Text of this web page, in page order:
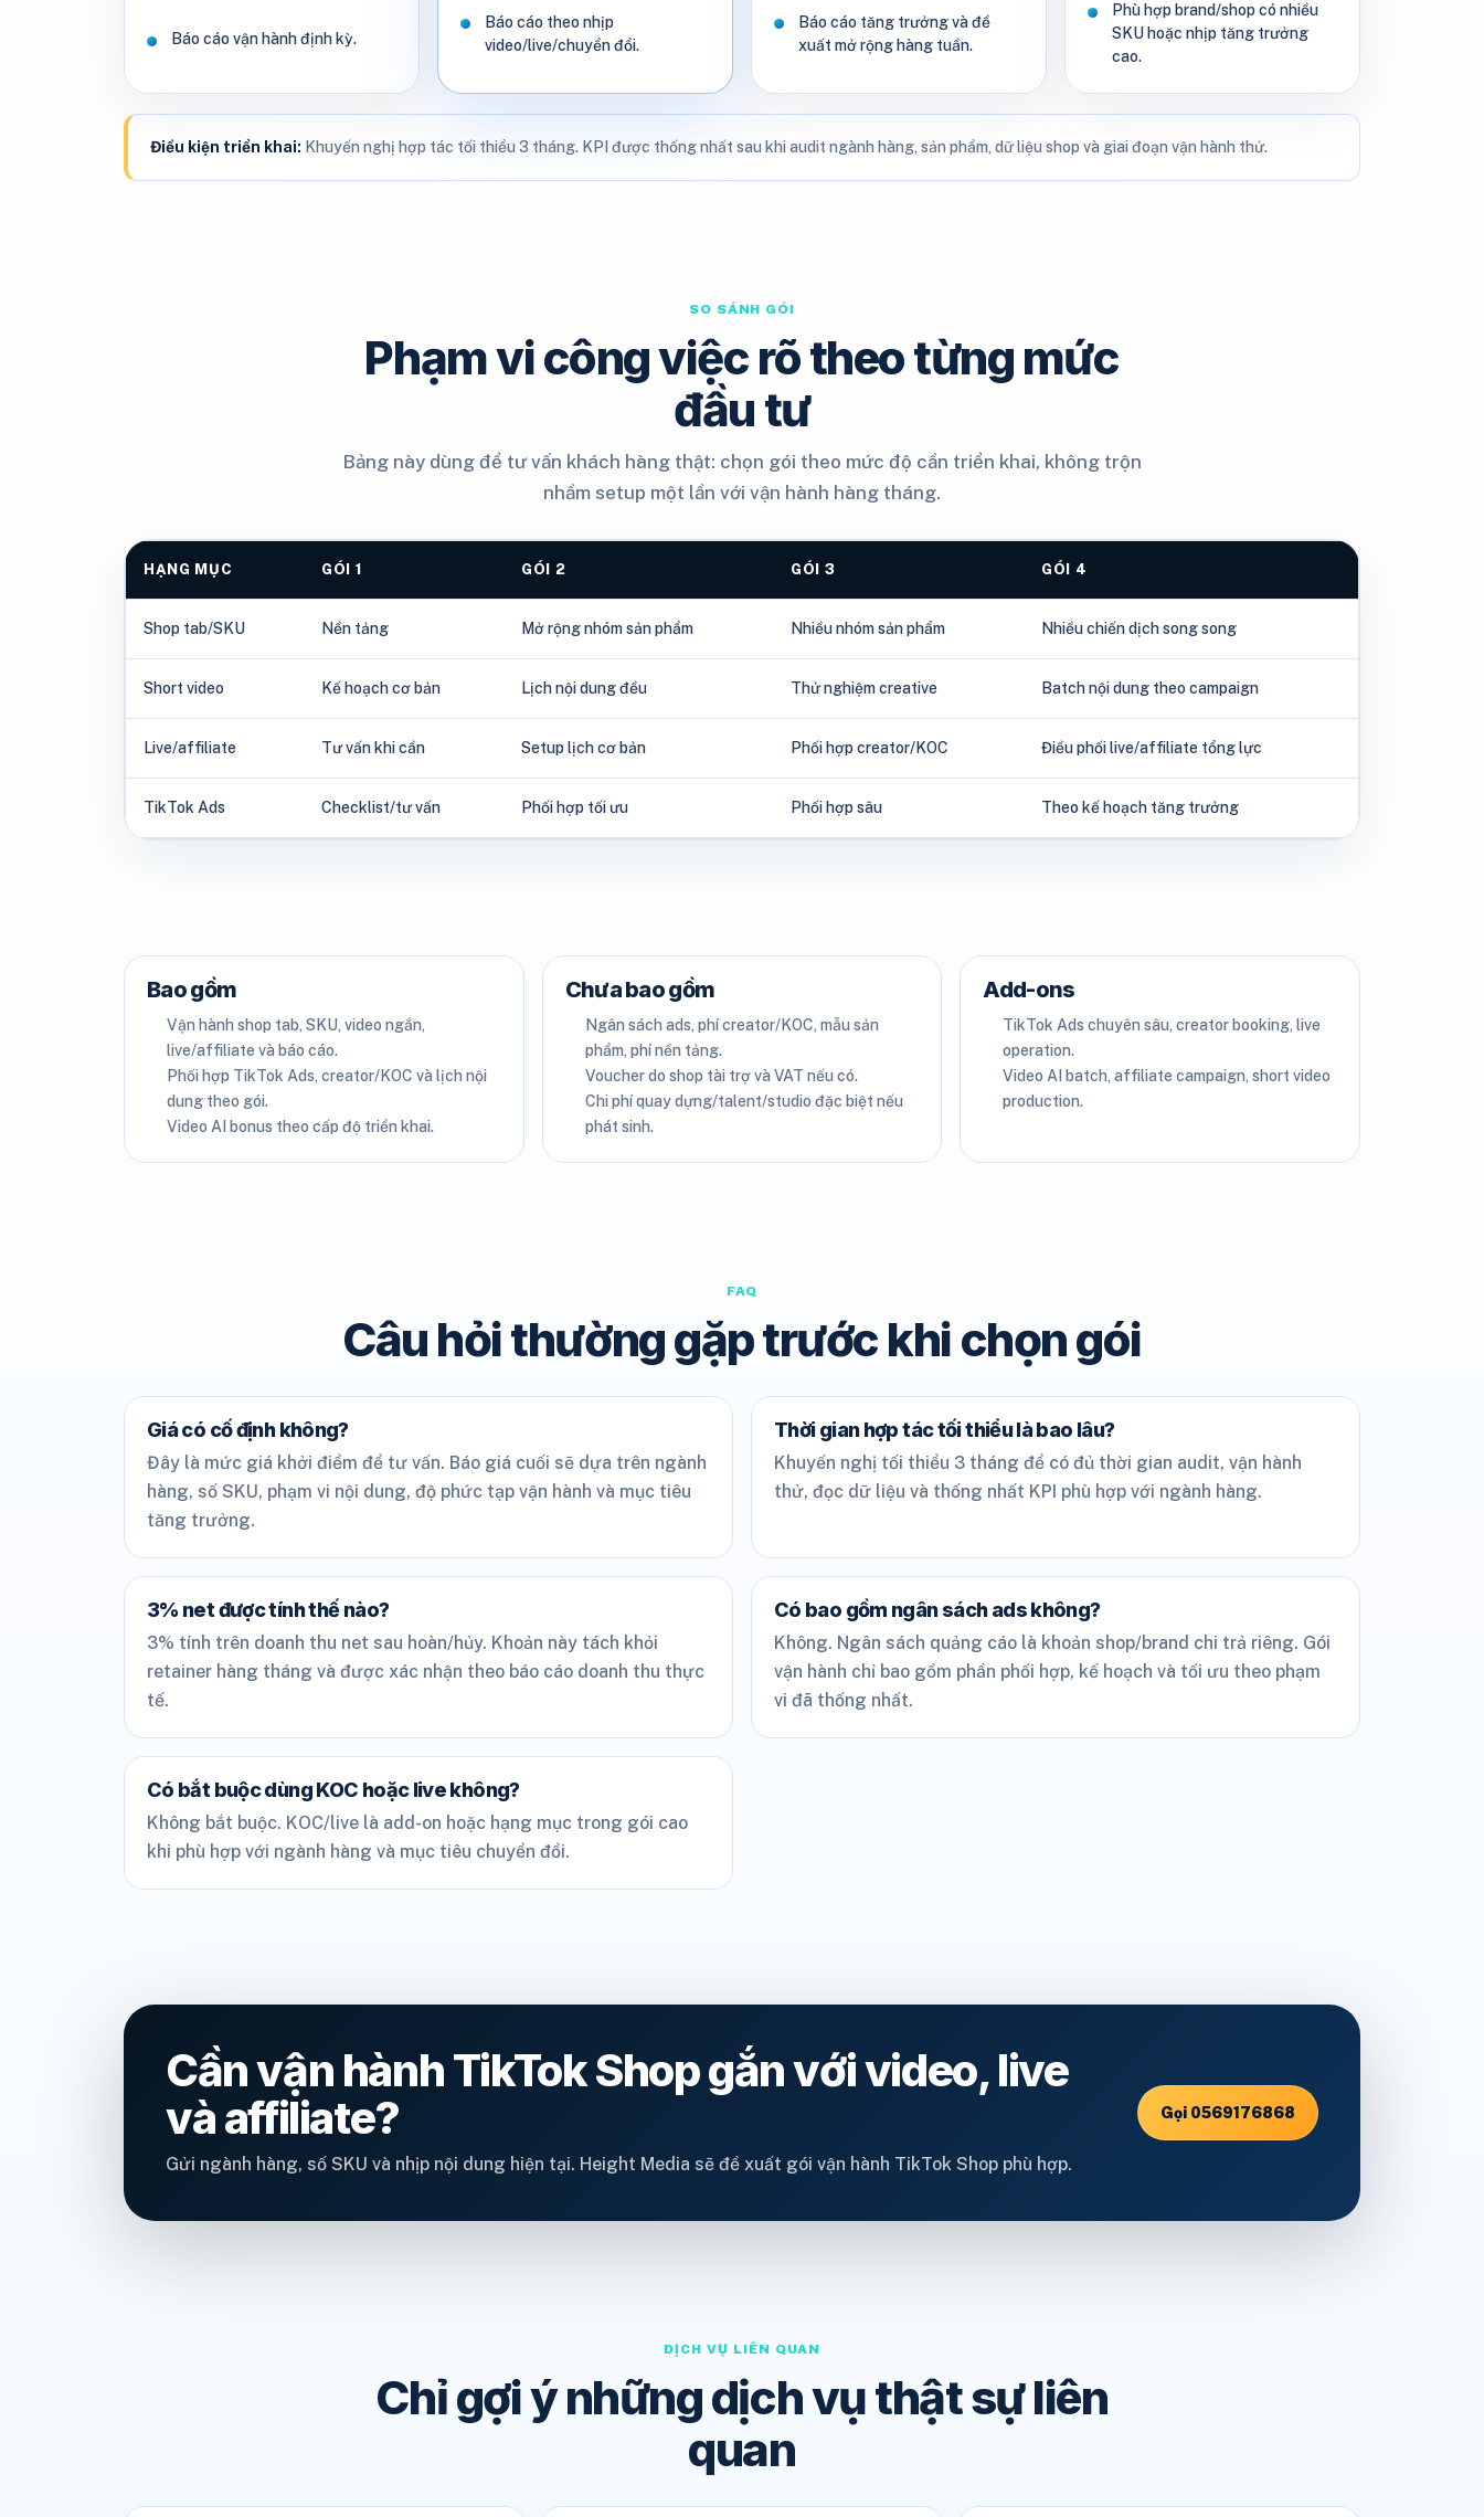
Báo cáo vận hành định kỳ.
Báo cáo theo nhịp
video/live/chuyển đổi.
Báo cáo tăng trưởng và đề
xuất mở rộng hàng tuần.
Phù hợp brand/shop có nhiều
SKU hoặc nhịp tăng trưởng
cao.
Điều kiện triển khai: Khuyến nghị hợp tác tối thiểu 3 tháng. KPI được thống nhất sau khi audit ngành hàng, sản phẩm, dữ liệu shop và giai đoạn vận hành thử.
SO SÁNH GÓI
Phạm vi công việc rõ theo từng mức
đầu tư
Bảng này dùng để tư vấn khách hàng thật: chọn gói theo mức độ cần triển khai, không trộn
nhầm setup một lần với vận hành hàng tháng.
HẠNG MỤC GÓI 1 GÓI 2 GÓI 3 GÓI 4
Shop tab/SKU Nền tảng Mở rộng nhóm sản phẩm Nhiều nhóm sản phẩm Nhiều chiến dịch song song
Short video Kế hoạch cơ bản Lịch nội dung đều Thử nghiệm creative Batch nội dung theo campaign
Live/affiliate Tư vấn khi cần Setup lịch cơ bản Phối hợp creator/KOC Điều phối live/affiliate tổng lực
TikTok Ads Checklist/tư vấn Phối hợp tối ưu Phối hợp sâu Theo kế hoạch tăng trưởng
Bao gồm
Vận hành shop tab, SKU, video ngắn,
live/affiliate và báo cáo.
Phối hợp TikTok Ads, creator/KOC và lịch nội
dung theo gói.
Video AI bonus theo cấp độ triển khai.
Chưa bao gồm
Ngân sách ads, phí creator/KOC, mẫu sản
phẩm, phí nền tảng.
Voucher do shop tài trợ và VAT nếu có.
Chi phí quay dựng/talent/studio đặc biệt nếu
phát sinh.
Add-ons
TikTok Ads chuyên sâu, creator booking, live
operation.
Video AI batch, affiliate campaign, short video
production.
FAQ
Câu hỏi thường gặp trước khi chọn gói
Giá có cố định không?
Đây là mức giá khởi điểm để tư vấn. Báo giá cuối sẽ dựa trên ngành
hàng, số SKU, phạm vi nội dung, độ phức tạp vận hành và mục tiêu
tăng trưởng.
Thời gian hợp tác tối thiểu là bao lâu?
Khuyến nghị tối thiểu 3 tháng để có đủ thời gian audit, vận hành
thử, đọc dữ liệu và thống nhất KPI phù hợp với ngành hàng.
3% net được tính thế nào?
3% tính trên doanh thu net sau hoàn/hủy. Khoản này tách khỏi
retainer hàng tháng và được xác nhận theo báo cáo doanh thu thực
tế.
Có bao gồm ngân sách ads không?
Không. Ngân sách quảng cáo là khoản shop/brand chi trả riêng. Gói
vận hành chỉ bao gồm phần phối hợp, kế hoạch và tối ưu theo phạm
vi đã thống nhất.
Có bắt buộc dùng KOC hoặc live không?
Không bắt buộc. KOC/live là add-on hoặc hạng mục trong gói cao
khi phù hợp với ngành hàng và mục tiêu chuyển đổi.
Cần vận hành TikTok Shop gắn với video, live
và affiliate?
Gửi ngành hàng, số SKU và nhịp nội dung hiện tại. Height Media sẽ đề xuất gói vận hành TikTok Shop phù hợp.
Gọi 0569176868
DỊCH VỤ LIÊN QUAN
Chỉ gợi ý những dịch vụ thật sự liên
quan